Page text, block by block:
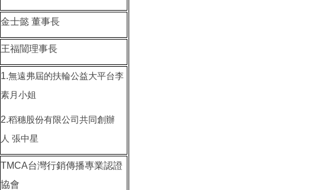
金士懿 董事長
王福闓理事長
1.無遠弗屆的扶輪公益大平台李
素月小姐
2.稻穗股份有限公司共同創辦
人張中星
TMCA台灣行銷傳播專業認證
協會